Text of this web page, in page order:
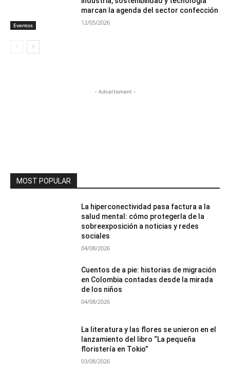
Eventos
marcan la agenda del sector confección
12/05/2026
- Advertisment -
MOST POPULAR
La hiperconectividad pasa factura a la
salud mental: cómo protegerla de la
sobreexposición a noticias y redes
sociales
04/08/2026
Cuentos de a pie: historias de migración
en Colombia contadas desde la mirada
de los niños
04/08/2026
La literatura y las flores se unieron en el
lanzamiento del libro “La pequeña
floristería en Tokio”
03/08/2026